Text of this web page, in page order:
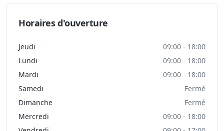
Horaires d'ouverture
Jeudi
09:00 - 18:00
Lundi
09:00 - 18:00
Mardi
09:00 - 18:00
Samedi
Fermé
Dimanche
Fermé
Mercredi
09:00 - 18:00